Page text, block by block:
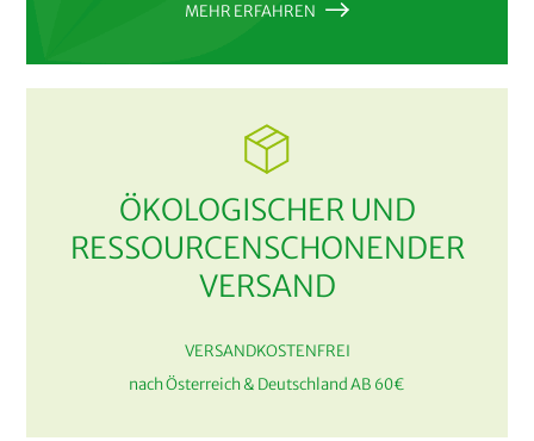
MEHR ERFAHREN
ÖKOLOGISCHER UND
RESSOURCENSCHONENDER
VERSAND
VERSANDKOSTENFREI
nach Österreich & Deutschland AB 60€